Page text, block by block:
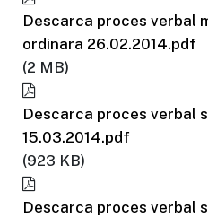
Descarca proces verbal
ordinara 26.02.2014.pdf
(2 MB)
Descarca proces verbal
15.03.2014.pdf
(923 KB)
Descarca proces verbal